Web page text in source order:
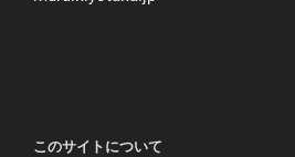
このサイトについて